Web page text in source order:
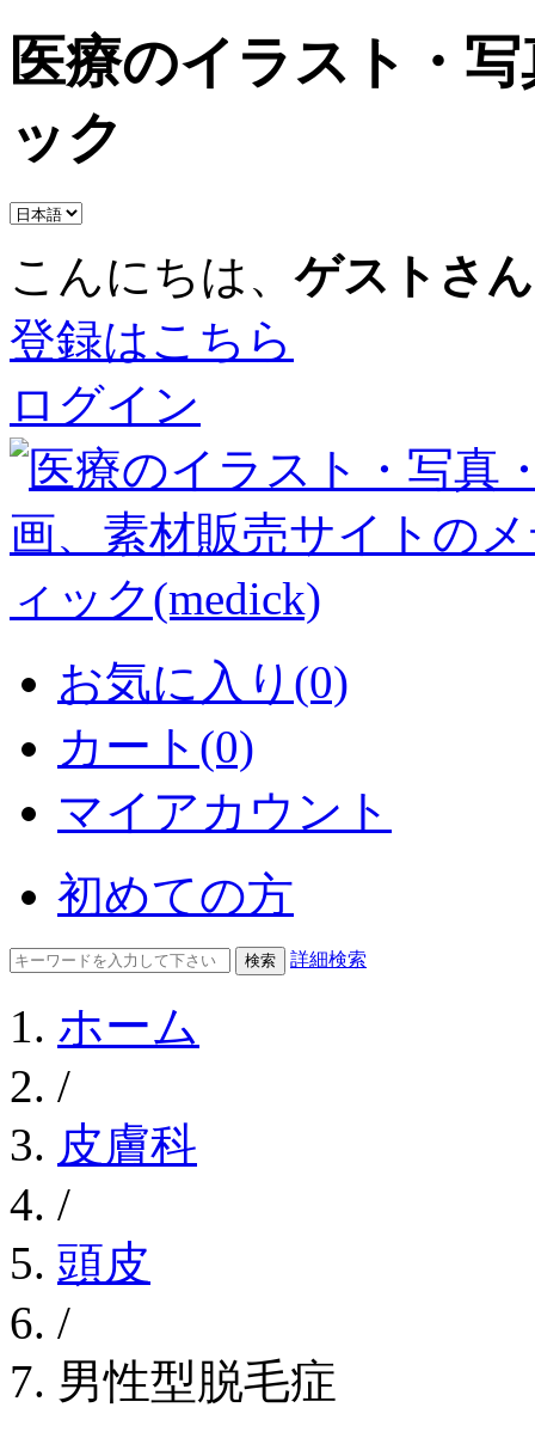
医療のイラスト・
ック
こんにちは、ゲストさん
登録はこちら
ログイン
お気に入り(0)
カート(0)
マイアカウント
初めての方
詳細検索
ホーム
/
皮膚科
/
頭皮
/
男性型脱毛症